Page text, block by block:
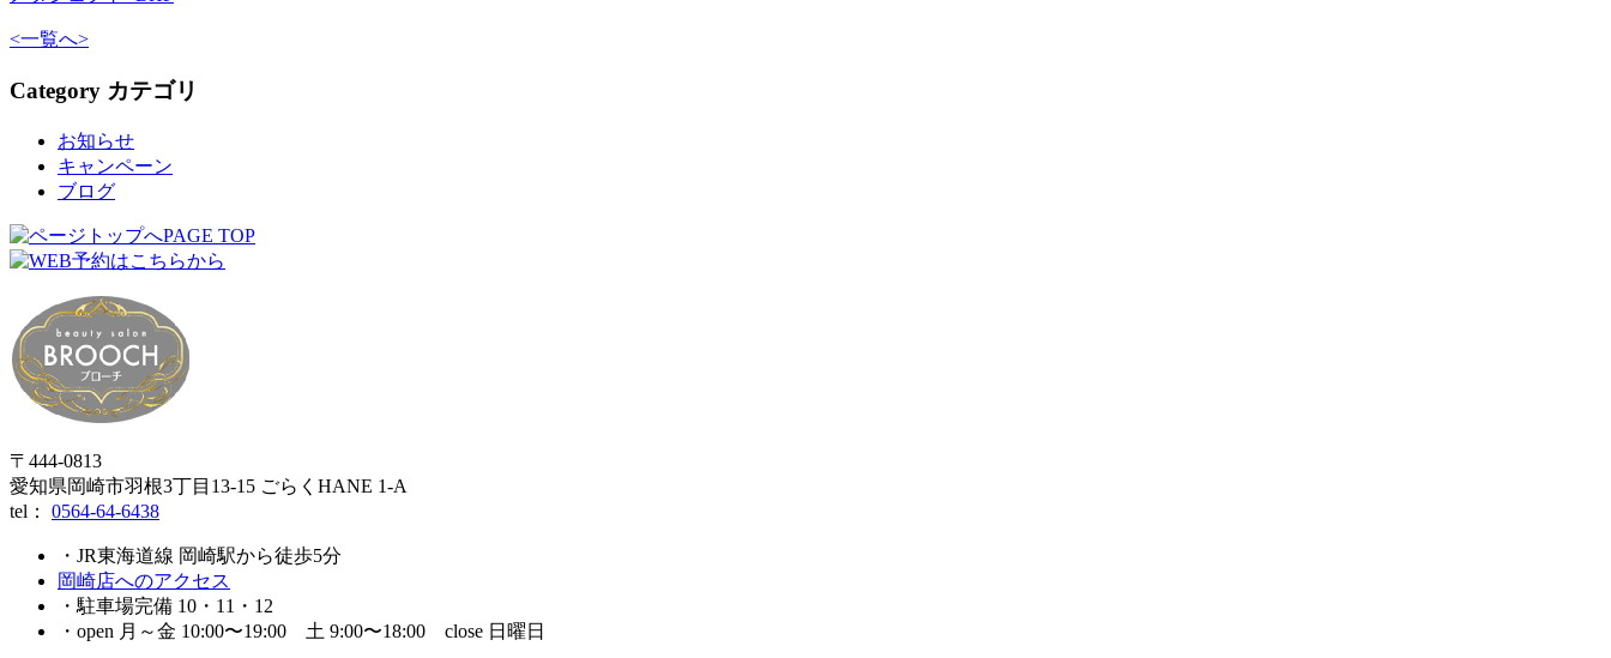
<一覧へ>
Category カテゴリ
お知らせ
キャンペーン
ブログ
PAGE TOP
〒444-0813
愛知県岡崎市羽根3丁目13‐15 ごらくHANE 1-A
tel： 0564-64-6438
・JR東海道線 岡崎駅から徒歩5分
岡崎店へのアクセス
・駐車場完備 10・11・12
・open 月～金 10:00〜19:00 土 9:00〜18:00 close 日曜日